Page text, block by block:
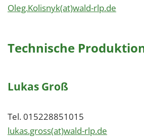
Oleg.Kolisnyk(at)wald-rlp.de
Technische
Lukas Groß
Tel. 015228851015
lukas.gross(at)wald-rlp.de